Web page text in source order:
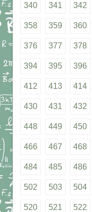
340 341 342
358 359 360
376 377 378
394 395 396
412 413 414
430 431 432
448 449 450
466 467 468
484 485 486
502 503 504
520 521 522